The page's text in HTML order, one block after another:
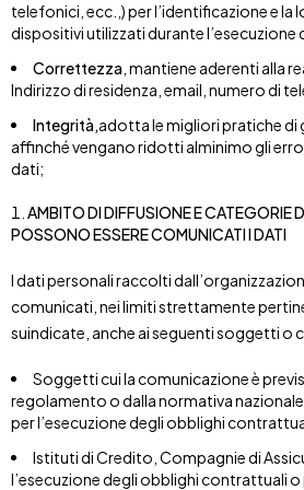
telefonici, ecc.,) per l’identificazione e la
dispositivi utilizzati durante
Correttezza , mantiene aderenti alla
Indirizzo di residenza, email, numero di
Integrità,adotta le migliori pratiche di
affinché vengano ridotti alminimo gli
dati;
AMBITO DI DIFFUSIONE E CATEGORIE
POSSONO ESSERE COMUNICATI I DATI
I dati personali raccolti
comunicati, nei limiti strettamente
suindicate, anche ai seguenti soggetti o
Soggetti cui la comunicazione è
regolamento o dalla normativa
per l’esecuzione degli obblighi
Istituti di Credito, Compagnie di
l’esecuzione degli obblighi contrattuali